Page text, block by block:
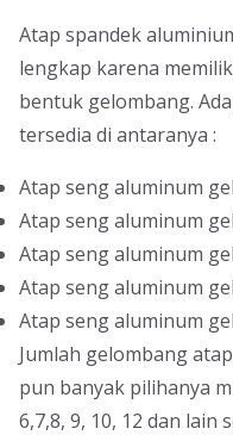
Atap spandek
lengkap karena
bentuk gelombang.
tersedia di antaranya :
Atap seng aluminum
Atap seng aluminum
Atap seng aluminum
Atap seng aluminum
Atap seng aluminum
Jumlah gelombang
pun banyak pilihanya
6,7,8, 9, 10, 12 dan lain